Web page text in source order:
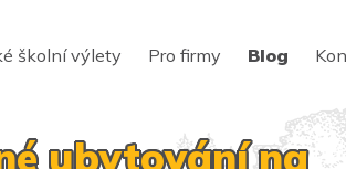
školní výlety Pro firmy Blog
ubytování na